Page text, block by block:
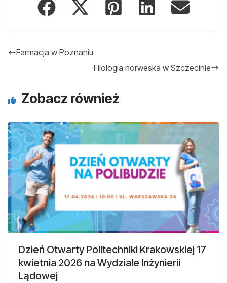
Farmacja w Poznaniu
Filologia norweska w Szczecinie
Zobacz również
Dzień Otwarty Politechniki Krakowskiej 17
kwietnia 2026 na Wydziale Inżynierii
Lądowej